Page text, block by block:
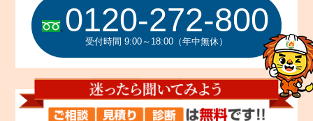
0120-272-800
受付時間 9:00～18:00（年中無休）